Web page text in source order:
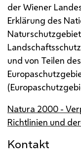
der Wiener
Erklärung des
und von Teilen
Natura 2000 -
Richtlinien und
Kontakt